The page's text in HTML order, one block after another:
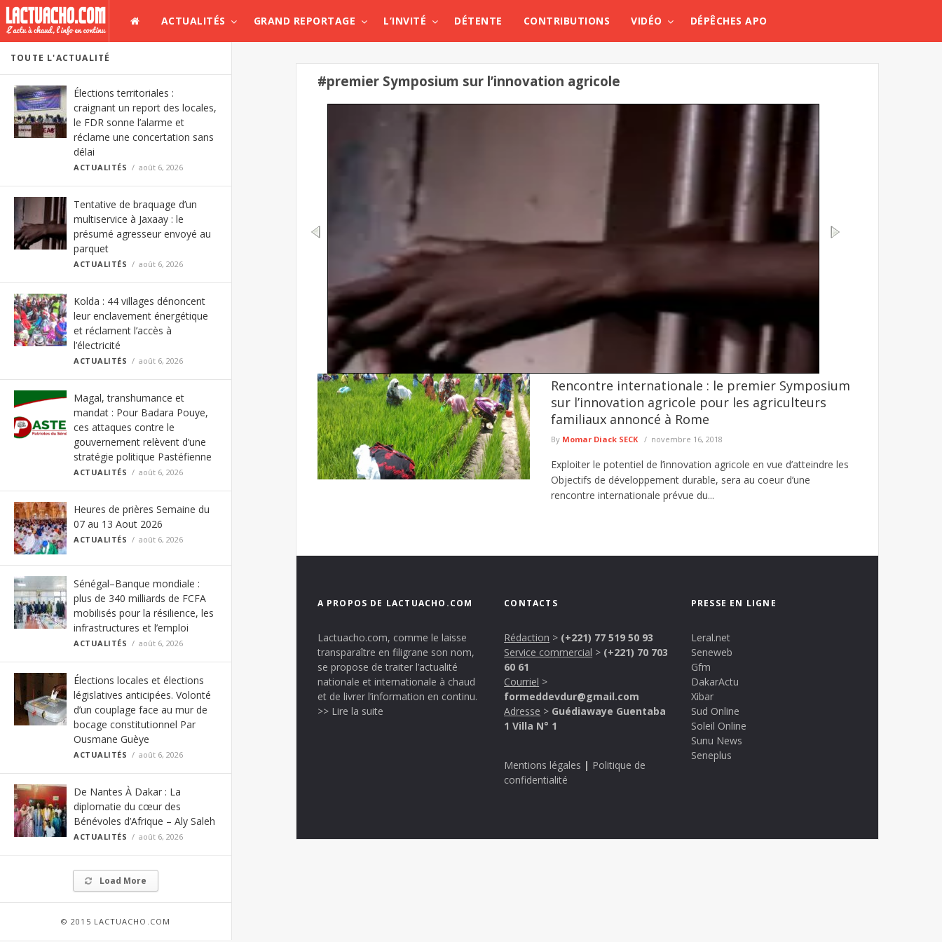
ACTUALITÉS GRAND REPORTAGE L’INVITÉ DÉTENTE CONTRIBUTIONS VIDÉO DÉPÊCHES APO
TOUTE L'ACTUALITÉ
Élections territoriales :
craignant un report des locales,
le FDR sonne l’alarme et
réclame une concertation sans
délai
ACTUALITÉS août 6, 2026
Tentative de braquage d’un
multiservice à Jaxaay : le
présumé agresseur envoyé au
parquet
ACTUALITÉS août 6, 2026
Kolda : 44 villages dénoncent
leur enclavement énergétique
et réclament l’accès à
l’électricité
ACTUALITÉS août 6, 2026
Magal, transhumance et
mandat : Pour Badara Pouye,
ces attaques contre le
gouvernement relèvent d’une
stratégie politique Pastéfienne
ACTUALITÉS août 6, 2026
Heures de prières Semaine du
07 au 13 Aout 2026
ACTUALITÉS août 6, 2026
Sénégal–Banque mondiale :
plus de 340 milliards de FCFA
mobilisés pour la résilience, les
infrastructures et l’emploi
ACTUALITÉS août 6, 2026
Élections locales et élections
législatives anticipées. Volonté
d’un couplage face au mur de
bocage constitutionnel Par
Ousmane Guèye
ACTUALITÉS août 6, 2026
De Nantes À Dakar : La
diplomatie du cœur des
Bénévoles d’Afrique – Aly Saleh
ACTUALITÉS août 6, 2026
Load More
© 2015 LACTUACHO.COM
#premier Symposium sur l’innovation agricole
Tentative de braquage d’un multiservice à Jaxaay : le présumé agresseur envoyé au parquet
Le Commissariat d’arrondissement de Jaxaay a annoncé le défèrement au parquet d’un individu mis en cause dans une affaire
de ...
lire plus
Rencontre internationale : le premier Symposium
sur l’innovation agricole pour les agriculteurs
familiaux annoncé à Rome
By Momar Diack SECK novembre 16, 2018
Exploiter le potentiel de l’innovation agricole en vue d’atteindre les
Objectifs de développement durable, sera au coeur d’une
rencontre internationale prévue du...
A PROPOS DE LACTUACHO.COM
Lactuacho.com, comme le laisse
transparaître en filigrane son nom,
se propose de traiter l’actualité
nationale et internationale à chaud
et de livrer l’information en continu.
>> Lire la suite
CONTACTS
Rédaction > (+221) 77 519 50 93
Service commercial > (+221) 70 703
60 61
Courriel >
formeddevdur@gmail.com
Adresse > Guédiawaye Guentaba
1 Villa N° 1
Mentions légales | Politique de
confidentialité
PRESSE EN LIGNE
Leral.net
Seneweb
Gfm
DakarActu
Xibar
Sud Online
Soleil Online
Sunu News
Seneplus